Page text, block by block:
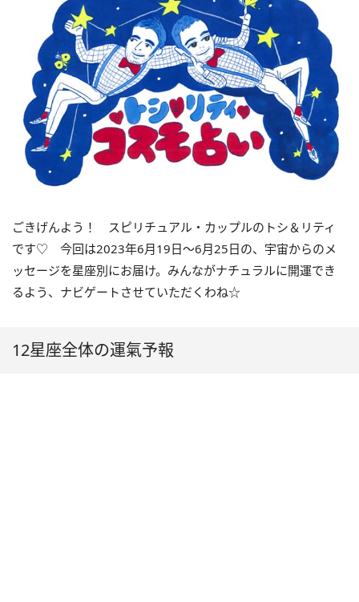
ごきげんよう！ スピリチュアル・カップルのトシ＆リティ
です♡ 今回は2023年6月19日〜6月25日の、宇宙からのメ
ッセージを星座別にお届け。みんながナチュラルに開運でき
るよう、ナビゲートさせていただくわね☆
12星座全体の運氣予報